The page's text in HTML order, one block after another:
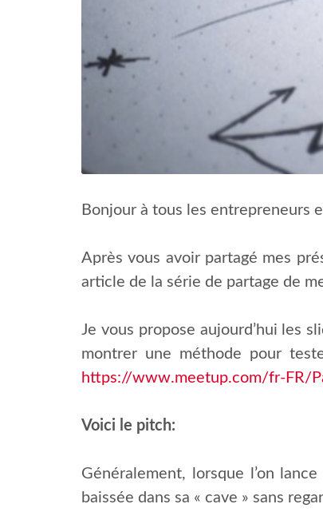
Bonjour à tous les entrepreneurs
Après vous avoir partagé mes
article de la série de partage de
Je vous propose aujourd’hui les
montrer une méthode pour
https://www.meetup.com/fr-FR/
Voici le pitch:
Généralement, lorsque l’on
baissée dans sa « cave » sans